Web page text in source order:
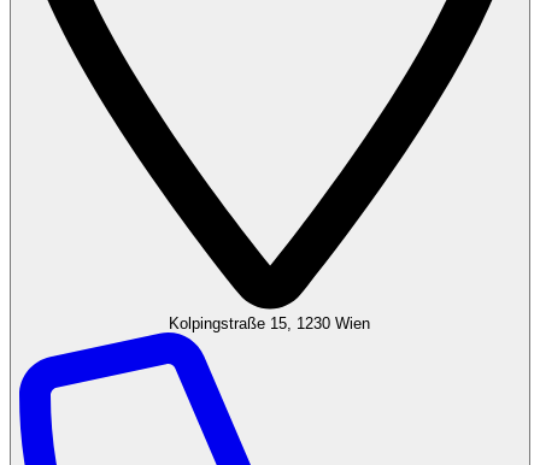
Kolpingstraße 15, 1230 Wien